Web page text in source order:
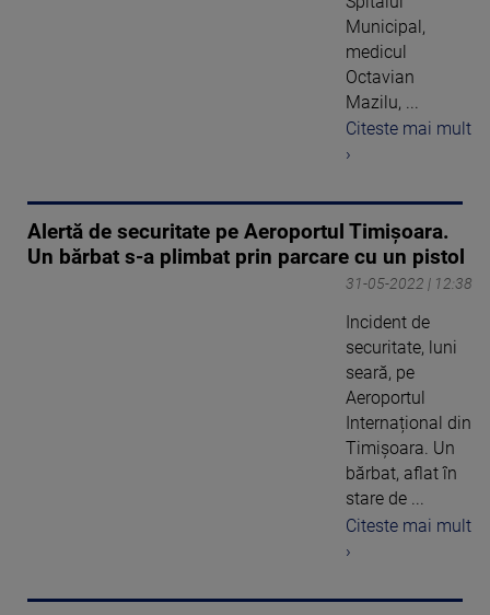
Municipal,
medicul
Octavian
Mazilu, ...
Citeste mai mult
›
Alertă de securitate pe Aeroportul Timișoara.
Un bărbat s-a plimbat prin parcare cu un pistol
31-05-2022 | 12:38
Incident de
securitate, luni
seară, pe
Aeroportul
Internațional din
Timișoara. Un
bărbat, aflat în
stare de ...
Citeste mai mult
›